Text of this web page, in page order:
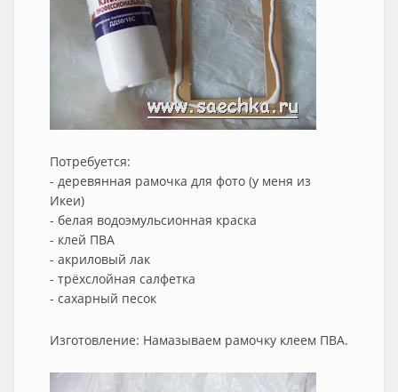
Потребуется:
- деревянная рамочка для фото (у меня из
Икеи)
- белая водоэмульсионная краска
- клей ПВА
- акриловый лак
- трёхслойная салфетка
- сахарный песок
Изготовление: Намазываем рамочку клеем ПВА.